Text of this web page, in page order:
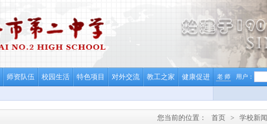
师资队伍 校园生活 特色项目 对外交流 教工之家 健康促进 老 师 用户：
您当前的位置： 首页 > 学校新闻